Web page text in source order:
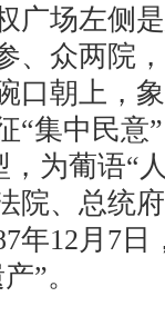
广场左侧
、众两院
口朝上，
“集中民意
，为葡语“
院、总统
年12月7
”。